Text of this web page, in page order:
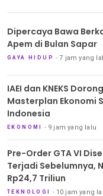
Dipercaya Bawa
Apem di Bulan Sapar
GAYA HIDUP 7 jam yang
IAEI dan KNEKS
Masterplan Ekonomi
Indonesia
EKONOMI 9 jam yang lalu
Pre-Order GTA VI
Terjadi Sebelumnya,
Rp24,7 Triliun
TEKNOLOGI 10 jam yang